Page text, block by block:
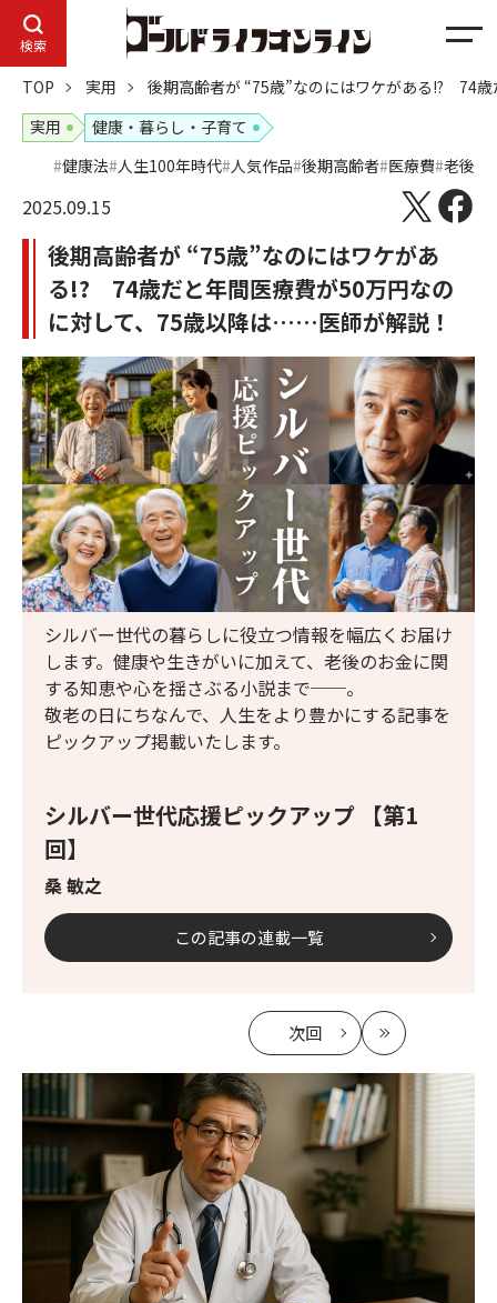
検索
メ
ュ
TOP 実用
後期高齢者が “75歳”なのにはワケがある!? 74
実用
健康・暮らし・子育て
健康法 人生100年時代 人気作品 後期高齢者 医療費 老後
2025.09.15
後期高齢者が “75歳”なのにはワケがあ
る!? 74歳だと年間医療費が50万円なの
に対して、75歳以降は……医師が解説！
シルバー世代応援ピックアップ 【第1
回】
桑 敏之
シルバー世代の暮らしに役立つ情報を幅広くお届け
します。健康や生きがいに加えて、老後のお金に関
する知恵や心を揺さぶる小説まで──。
敬老の日にちなんで、人生をより豊かにする記事を
ピックアップ掲載いたします。
この記事の連載一覧
次回
記
事
へ
最
新